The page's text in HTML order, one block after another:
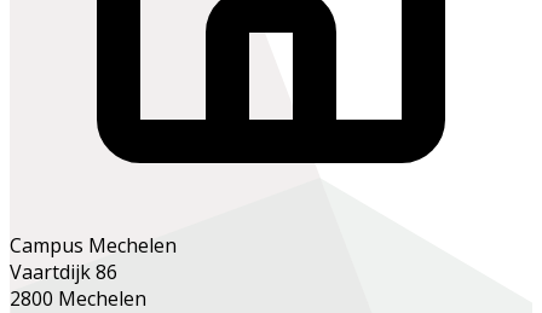
Campus Mechelen
Vaartdijk 86
2800 Mechelen